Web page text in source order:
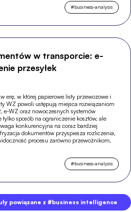
#business-analysis
w transporcie: e-
przesyłek
erę, w której papierowe listy przewozowe i
WZ powoli ustępują miejsca rozwiązaniom
e-WZ oraz nowoczesnych systemów
tylko sposób na ograniczenie kosztów, ale
konkurencyjna na coraz bardziej
dokumentów przyspiesza rozliczenia,
procesu zarówno przewoźnikom,
#business-analysis
powiązane z #business intelligence